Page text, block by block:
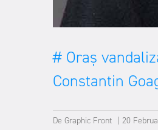
# Oraș
Constantin
De Graphic Front | 20